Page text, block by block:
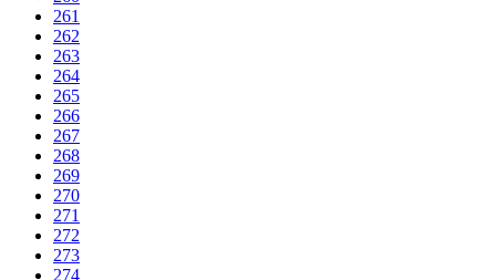
261
262
263
264
265
266
267
268
269
270
271
272
273
274